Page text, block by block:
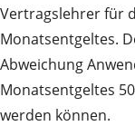
Vertragslehrer für
Monatsentgeltes.
Abweichung
Monatsentgeltes
werden können.